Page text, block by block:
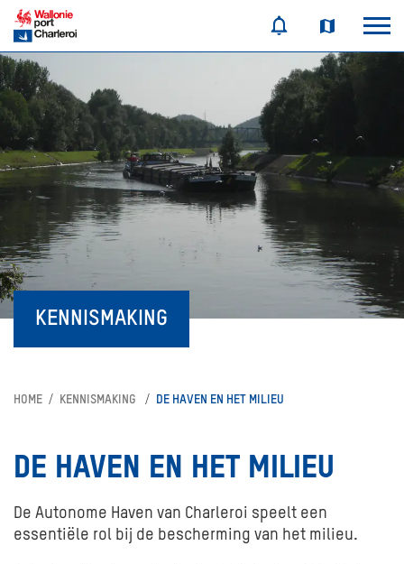
KENNISMAKING
HOME KENNISMAKING DE HAVEN EN HET MILIEU
DE HAVEN EN HET MILIEU
De Autonome Haven van Charleroi speelt een
essentiële rol bij de bescherming van het milieu.